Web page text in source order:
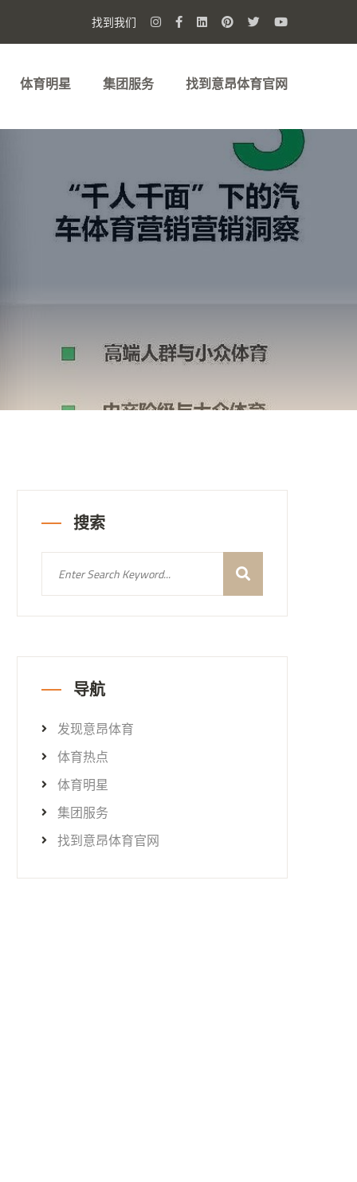
找到我们
体育明星 集团服务 找到意昂体育官网
搜索
导航
发现意昂体育
体育热点
体育明星
集团服务
找到意昂体育官网